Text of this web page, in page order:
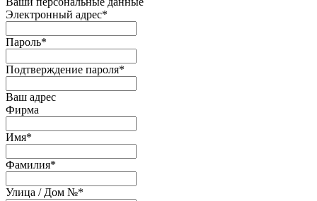
Электронный адрес*
Пароль*
Подтверждение пароля*
Ваш адрес
Фирма
Имя*
Фамилия*
Улица / Дом №*